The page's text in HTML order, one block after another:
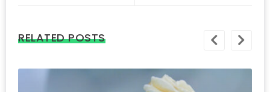
เชียงใหม่
ไม่
RELATED POSTS